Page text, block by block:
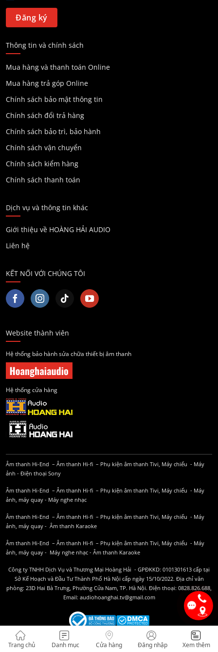
Thông tin và chính sách
Mua hàng và thanh toán Online
Mua hàng trả góp Online
Chính sách bảo mật thông tin
Chính sách đổi trả hàng
Chính sách bảo trì, bảo hành
Chính sách vận chuyển
Chính sách kiểm hàng
Chính sách thanh toán
Dịch vụ và thông tin khác
Giới thiệu về HOÀNG HẢI AUDIO
Liên hệ
KẾT NỐI VỚI CHÚNG TÔI
Website thành viên
Hệ thống bảo hành sửa chữa thiết bị âm thanh
Hệ thống cửa hàng
Âm thanh Hi-End – Âm thanh Hi-fi – Phụ kiện âm thanh Tivi, Máy chiếu - Máy
ảnh - Điện thoại Sony
Âm thanh Hi-End – Âm thanh Hi-fi – Phụ kiện âm thanh Tivi, Máy chiếu - Máy
ảnh, máy quay - Máy nghe nhạc
Âm thanh Hi-End – Âm thanh Hi-fi – Phụ kiện âm thanh Tivi, Máy chiếu - Máy
ảnh, máy quay - Âm thanh Karaoke
Âm thanh Hi-End – Âm thanh Hi-fi – Phụ kiện âm thanh Tivi, Máy chiếu - Máy
ảnh, máy quay - Máy nghe nhạc - Âm thanh Karaoke
Công ty TNHH Dịch Vụ và Thương Mại Hoàng Hải - GPĐKKD: 0101301613 cấp tại
Sở Kế Hoạch và Đầu Tư Thành Phố Hà Nội cấp ngày 15/10/2022. Địa chỉ văn
phòng: 23D Hai Bà Trưng, Phường Cửa Nam, TP. Hà Nội. Điện thoại: 0828.826.688,
Email: audiohoanghai.tv@gmail.com
Trang chủ Danh mục Cửa hàng Đăng nhập Xem thêm